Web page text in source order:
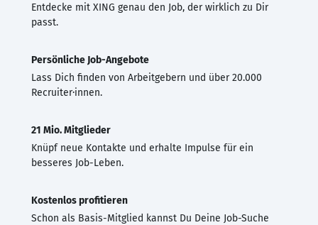
Entdecke mit XING genau den Job, der wirklich zu Dir
passt.
Persönliche Job-Angebote
Lass Dich finden von Arbeitgebern und über 20.000
Recruiter·innen.
21 Mio. Mitglieder
Knüpf neue Kontakte und erhalte Impulse für ein
besseres Job-Leben.
Kostenlos profitieren
Schon als Basis-Mitglied kannst Du Deine Job-Suche